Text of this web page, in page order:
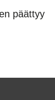
päättyy